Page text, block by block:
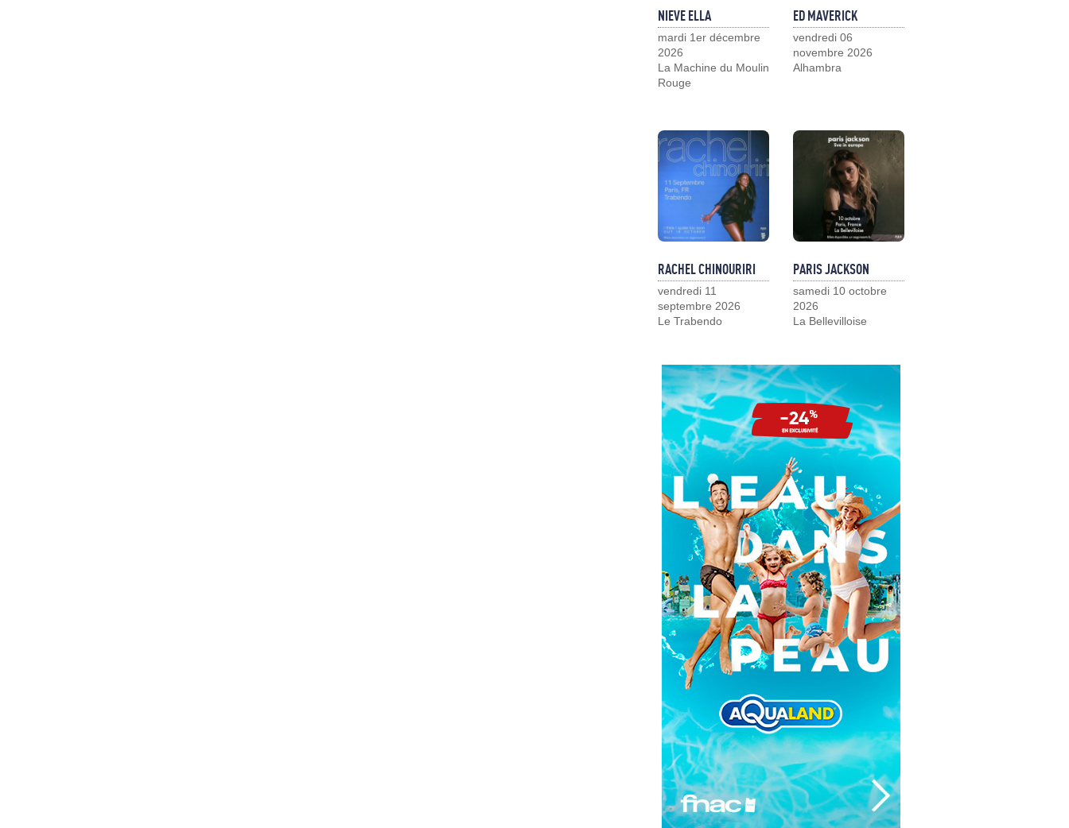
NIEVE ELLA
mardi 1er décembre
2026
La Machine du Moulin
Rouge
ED MAVERICK
vendredi 06
novembre 2026
Alhambra
RACHEL CHINOURIRI
vendredi 11
septembre 2026
Le Trabendo
PARIS JACKSON
samedi 10 octobre
2026
La Bellevilloise